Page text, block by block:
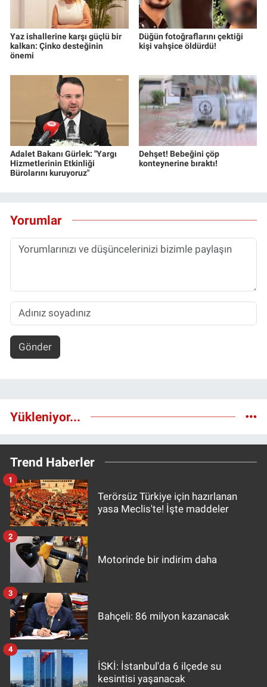
Yaz ishallerine karşı güçlü bir
kalkan: Çinko desteğinin
önemi
Düğün fotoğraflarını çektiği
kişi vahşice öldürdü!
Adalet Bakanı Gürlek: "Yargı
Hizmetlerinin Etkinliği
Bürolarını kuruyoruz"
Dehşet! Bebeğini çöp
konteynerine bıraktı!
Yorumlar
Gönder
Yükleniyor...
Trend Haberler
Terörsüz Türkiye için hazırlanan
yasa Meclis'te! İşte maddeler
1
Motorinde bir indirim daha
2
Bahçeli: 86 milyon kazanacak
3
İSKİ: İstanbul'da 6 ilçede su
kesintisi yaşanacak
4